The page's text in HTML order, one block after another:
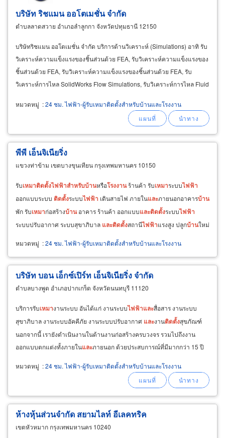
บริษัท ริชแมน ออโตเมชั่น จำกัด
ตำบลลาดสวาย อำเภอลำลูกกา จังหวัดปทุมธานี 12150
บริษัทริชแมน ออโตเมชั่น จำกัด บริการด้านวิเคราะห์ (Simulations) อาทิ รับ
วิเคราะห์ความแข็งแรงของชิ้นส่วนด้วย FEA, รับวิเคราะห์ความแข็งแรงของ
ชิ้นส่วนด้วย FEA, รับวิเคราะห์ความแข็งแรงของชิ้นส่วนด้วย FEA, รับ
วิเคราะห์การไหล SolidWorks Flow Simulations, รับวิเคราะห์การไหล Fluid
หมวดหมู่ :24 ชม. ไฟฟ้า-ผู้รับเหมาติดตั้งสำหรับบ้านและโรงงาน
พีพี เอ็นจิเนียริ่ง
แขวงท่าข้าม เขตบางขุนเทียน กรุงเทพมหานคร 10150
รับเหมาติดตั้งไฟฟ้าสำหรับบ้านหรือโรงงานร้านค้า รับเหมาระบบไฟฟ้า
ออกแบบระบบ ติดตั้งระบบไฟฟ้า เดินสายไฟ ภายในและภายนอกอาคารบ้าน
พัก รับเหมาก่อสร้างบ้านอาคาร ร้านค้า ออกแบบและติดตั้งระบบไฟฟ้า
ระบบปรับอากาศ ระบบสุขาภิบาล และติดตั้งสถานีไฟฟ้าแรงสูง ปลูกบ้านใหม่
งานเดินท่อทุกชนิด ระบบไฟสำหรับ
หมวดหมู่ :24 ชม. ไฟฟ้า-ผู้รับเหมาติดตั้งสำหรับบ้านและโรงงาน
บริษัท บอน เอ็กซ์เปิร์ท เอ็นจิเนียริ่ง จำกัด
ตำบลบางพูด อำเภอปากเกร็ด จังหวัดนนทบุรี 11120
บริการรับเหมางานระบบ อันได้แก่ งานระบบไฟฟ้าและสื่อสาร งานระบบ
สุขาภิบาล งานระบบอัคคีภัย งานระบบปรับอากาศ และงานติดตั้งสุขภัณฑ์
นอกจากนี้ เรายังดำเนินงานในด้านงานก่อสร้างครบวงจร รวมไปถึงงาน
ออกแบบตกแต่งทั้งภายในและภายนอก ด้วยประสบการณ์ที่มีมากกว่า 15 ปี
หมวดหมู่ :24 ชม. ไฟฟ้า-ผู้รับเหมาติดตั้งสำหรับบ้านและโรงงาน
ห้างหุ้นส่วนจำกัด สยามไลท์ อีเลคทริค
เขตหัวหมาก กรุงเทพมหานคร 10240